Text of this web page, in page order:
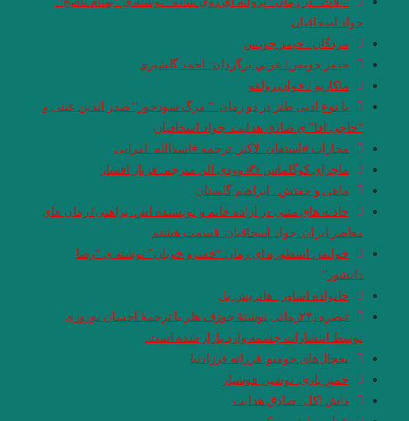
جواد اسحاقیان
مردگان . حیمز جویس
جيمز جويس/ عربي برگردان: احمد گلشيري
ماكاریو / خوان رولفو
با نوع ادبی طنز در دو رمان .” مرگ سودخور” صدر الدین عینی و
“حاجی آقا” ی صادق هدایت. جواد اسحاقیان
مجازات #استفان_لاکنر. ترجمه #اسدالله_امرایی
ماجرای‌ کوگلماس‌ ✍ وودی آلن مترجم: فرناز افشار
ماهی و جفتش . ابراهیم گلستان
حادثه های متنی در آزاده خانم و نویسنده اش. براهنی/ رمان های
معاصر ایران .جواد اسحاقیان .قسمت هشتم
خوانش اسطوره ای رمان “خسرو خوبان” نوشته ی “رضا
دانشور”
خانواده اساور . هانریش بل
تبصره ۲۲٫رمانی نوشتۀ جوزف هلر.با ترجمۀ احسان نوروزی
توسط انتشارات چشمه وارد بازار شده است.
یخچال‌های خومبو. فرزانه فرزادنیا
خمیرِ بازی. نوشین هوشیار
داش اکل . صادق هدایت